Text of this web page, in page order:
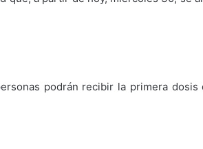
podrán recibir la primera dosis